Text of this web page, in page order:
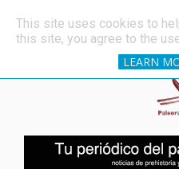
This site uses cookies to
this site, you agree to the
LEARN